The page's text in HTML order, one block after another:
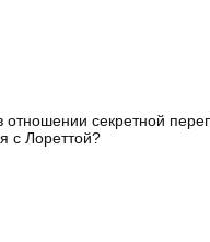
секретной
с Лореттой?